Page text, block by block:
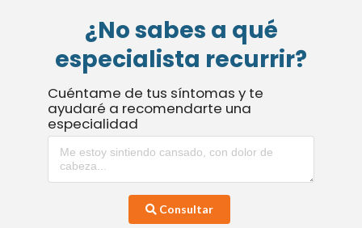
¿No sabes a qué
especialista recurrir?
Cuéntame de tus síntomas y te
ayudaré a recomendarte una
especialidad
Consultar